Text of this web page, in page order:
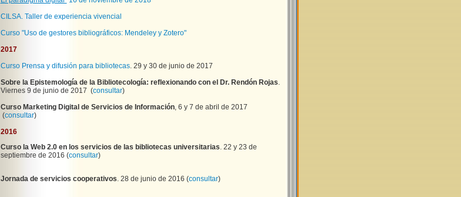
CILSA. Taller de experiencia vivencial
Curso "Uso de gestores bibliográficos: Mendeley y Zotero"
2017
Curso Prensa y difusión para bibliotecas. 29 y 30 de junio de 2017
Sobre la Epistemología de la Bibliotecología: reflexionando con el Dr. Rendón Rojas.
Viernes 9 de junio de 2017 (consultar)
Curso Marketing Digital de Servicios de Información, 6 y 7 de abril de 2017
(consultar)
2016
Curso la Web 2.0 en los servicios de las bibliotecas universitarias. 22 y 23 de
septiembre de 2016 (consultar)
Jornada de servicios cooperativos. 28 de junio de 2016 (consultar)